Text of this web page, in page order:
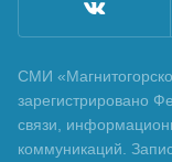
СМИ
зарегистрировано
связи,
коммуникаций.